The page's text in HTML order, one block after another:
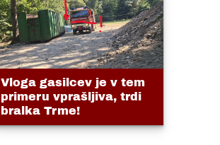
Vloga gasilcev je v tem
primeru vprašljiva, trdi
bralka Trme!